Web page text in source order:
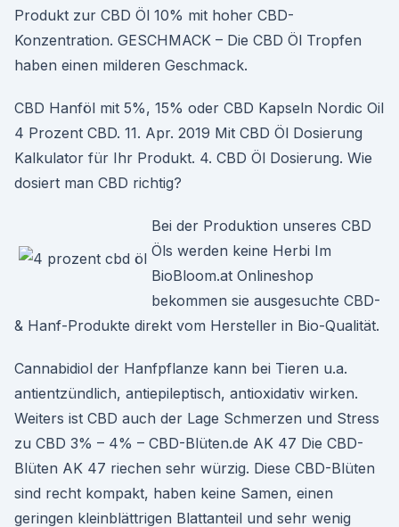
Produkt zur CBD Öl 10% mit hoher CBD-
Konzentration. GESCHMACK – Die CBD Öl Tropfen
haben einen milderen Geschmack.
CBD Hanföl mit 5%, 15% oder CBD Kapseln Nordic Oil
4 Prozent CBD. 11. Apr. 2019 Mit CBD Öl Dosierung
Kalkulator für Ihr Produkt. 4. CBD Öl Dosierung. Wie
dosiert man CBD richtig?
Bei der Produktion unseres CBD
Öls werden keine Herbi Im
BioBloom.at Onlineshop
bekommen sie ausgesuchte CBD-
& Hanf-Produkte direkt vom Hersteller in Bio-Qualität.
Cannabidiol der Hanfpflanze kann bei Tieren u.a.
antientzündlich, antiepileptisch, antioxidativ wirken.
Weiters ist CBD auch der Lage Schmerzen und Stress
zu CBD 3% – 4% – CBD-Blüten.de AK 47 Die CBD-
Blüten AK 47 riechen sehr würzig. Diese CBD-Blüten
sind recht kompakt, haben keine Samen, einen
geringen kleinblättrigen Blattanteil und sehr wenig